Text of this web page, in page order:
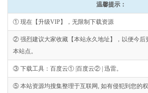
温馨提示：
① 现在【升级VIP】，无限制下载资源
② 强烈建议大家收藏【本站永久地址】，以便今后
本站点。
③ 下载工具：百度云① |百度云② | 迅雷。
⑤ 本站资源均搜集整理于互联网, 如有侵犯到您的权